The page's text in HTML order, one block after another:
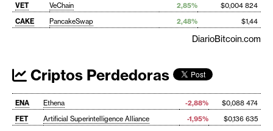
VET
VeChain 2,85%
$0,004 824
CAKE
PancakeSwap 2,48% $1,44
DiarioBitcoin.com
Criptos Perdedoras
ENA Ethena -2,88%
$0,088 474
FET
Artificial Superintelligence Alliance -1,95%
$0,136 635